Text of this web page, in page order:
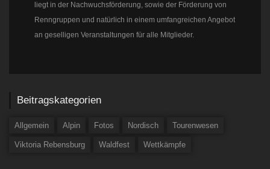
liegt in der Nachwuchsförderung, sowie der Förderung von
Renngruppen und natürlich in einem umfangreichen Angebot
an geselligen Veranstaltungen für alle Mitglieder.
Beitragskategorien
Allgemein Alpin Fotos Nordisch Tourenwesen
Viktoria Rebensburg Waldfest Wettkämpfe